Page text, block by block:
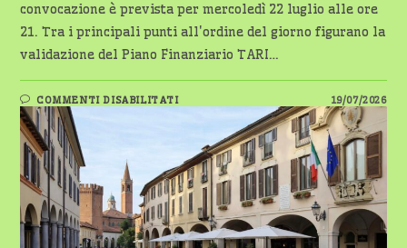
convocazione è prevista per mercoledì 22 luglio alle ore
21. Tra i principali punti all'ordine del giorno figurano la
validazione del Piano Finanziario TARI…
COMMENTI DISABILITATISU
ABBIATEGRASSO,
CONSIGLIO
COMUNALE
CONVOCATO
LUNEDÌ
20
LUGLIO
AL
CASTELLO
VISCONTEO
19/07/2026